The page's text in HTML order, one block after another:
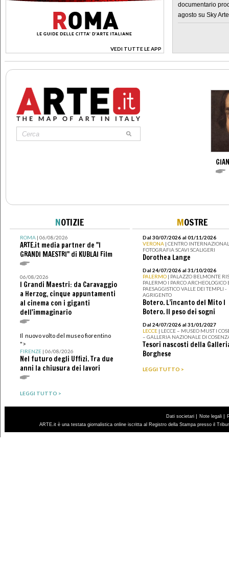
VEDI TUTTE LE APP
>
documentario
agosto su Sky Arte
NOTIZIE
ROMA| 06/08/2026
ARTE.it media partner de "I
GRANDI MAESTRI" di KUBLAI Film
06/08/2026
I Grandi Maestri: da Caravaggio
a Herzog, cinque appuntamenti
al cinema con i giganti
dell'immaginario
Il nuovo volto del museo fiorentino
">
FIRENZE| 06/08/2026
Nel futuro degli Uffizi. Tra due
anni la chiusura dei lavori
LEGGI TUTTO >
MOSTRE
Dal 30/07/2026 al 01/11/2026
VERONA | CENTRO
FOTOGRAFIA SCAVI SCALIGERI
Dorothea Lange
Dal 24/07/2026 al 31/10/2026
PALERMO | PALAZZO BELMONTE
PALERMO I PARCO ARCHEOLOGICO
PAESAGGISTICO VALLE DEI TEMPLI -
AGRIGENTO
Botero. L’incanto del Mito I
Botero. Il peso dei sogni
Dal 24/07/2026 al 31/01/2027
LECCE | LECCE – MUSEO MUST I
– GALLERIA NAZIONALE DI
Tesori nascosti della
Borghese
LEGGI TUTTO >
Dati societari | Note legali |
ARTE.it è una testata giornalistica online iscritta al Registro della Stampa presso il